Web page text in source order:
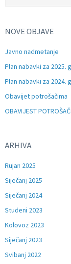
NOVE OBJAVE
Javno nadmetanje
Plan nabavki za 2025.
Plan nabavki za 2024.
Obavijet potrošačima
OBAVIJEST
ARHIVA
Rujan 2025
Siječanj 2025
Siječanj 2024
Studeni 2023
Kolovoz 2023
Siječanj 2023
Svibanj 2022